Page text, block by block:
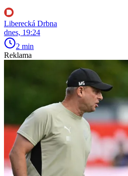
Liberecká Drbna
dnes, 19:24
2 min
Reklama